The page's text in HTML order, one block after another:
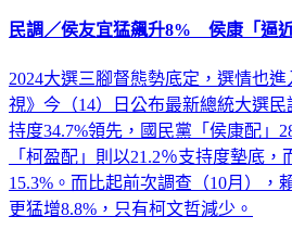
民調／侯友宜猛飆升8% 侯康「逼
2024大選三腳督態勢底定，選情也
視》今（14）日公布最新總統大選
持度34.7%領先，國民黨「侯康配」
「柯盈配」則以21.2％支持度墊底
15.3%。而比起前次調查（10月），
更猛增8.8%，只有柯文哲減少。